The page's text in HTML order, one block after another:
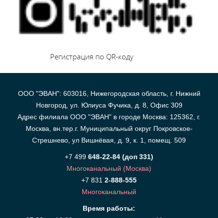
Регистрация по QR-коду
ООО "ЭВАН": 603016, Нижегородская область, г. Нижний
Новгород, ул. Юлиуса Фучика, д. 8, Офис 309
Адрес филиала ООО "ЭВАН" в городе Москва: 125362, г.
Москва, вн.тер.г. Муниципальный округ Покровское-
Стрешнево, ул Вишнёвая, д. 9, к. 1, помещ. 509
+7 499 648-22-84 (доп 331)
Многоканальный (Москва)
+7 831 2-888-555
Многоканальный
Время работы: